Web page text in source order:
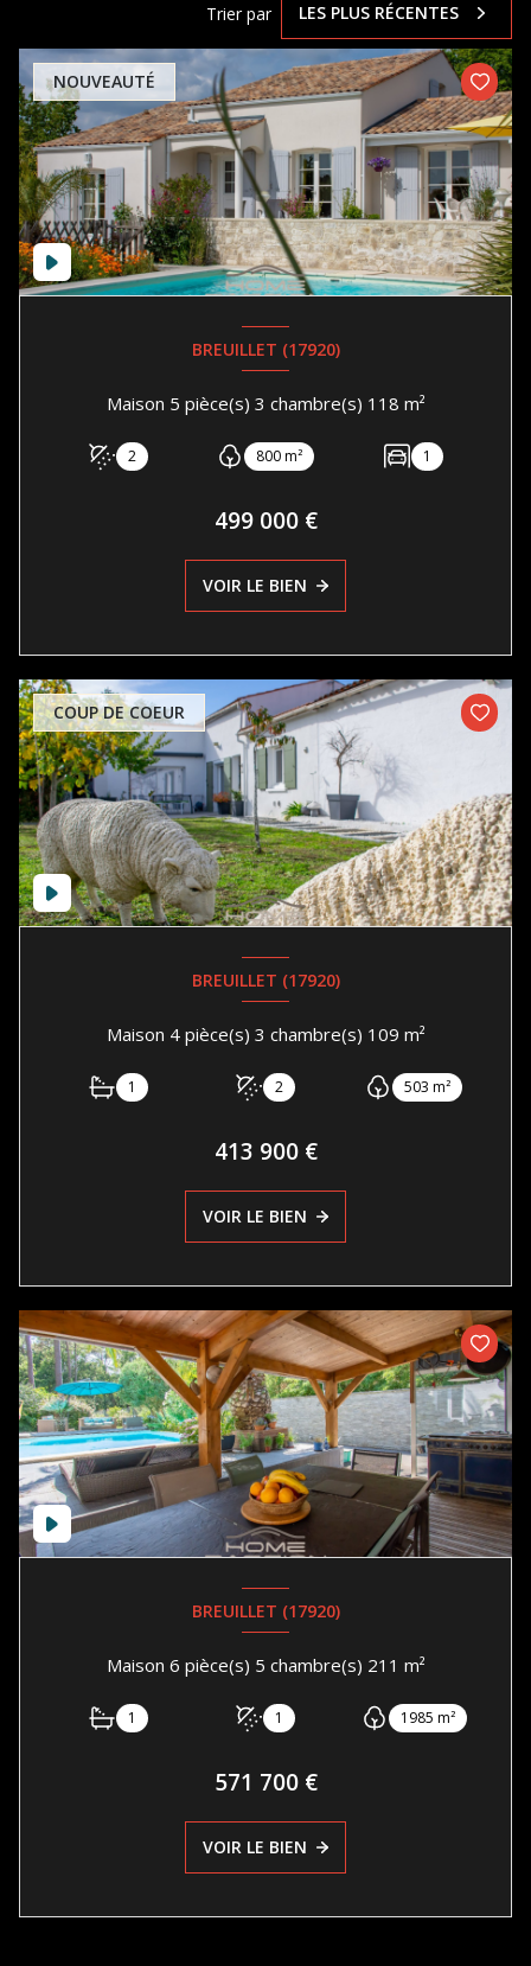
Trier par LES PLUS RÉCENTES
NOUVEAUTÉ
BREUILLET (17920)
Maison 5 pièce(s) 3 chambre(s) 118 m²
2 800 m² 1
499 000 €
VOIR LE BIEN
COUP DE COEUR
BREUILLET (17920)
Maison 4 pièce(s) 3 chambre(s) 109 m²
1 2 503 m²
413 900 €
VOIR LE BIEN
BREUILLET (17920)
Maison 6 pièce(s) 5 chambre(s) 211 m²
1 1 1985 m²
571 700 €
VOIR LE BIEN